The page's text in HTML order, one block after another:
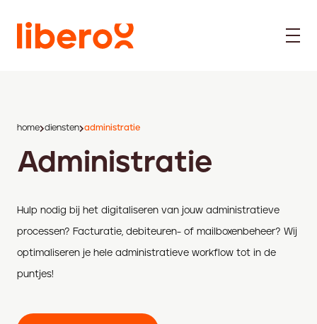
home diensten administratie
Administratie
Hulp nodig bij het digitaliseren van jouw administratieve
processen? Facturatie, debiteuren- of mailboxenbeheer? Wij
optimaliseren je hele administratieve workflow tot in de
puntjes!